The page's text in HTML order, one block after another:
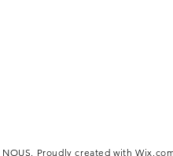
NOUS. Proudly created with